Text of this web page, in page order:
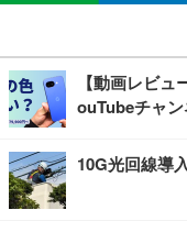
【動画レビ
ouTubeチャ
10G光回線導